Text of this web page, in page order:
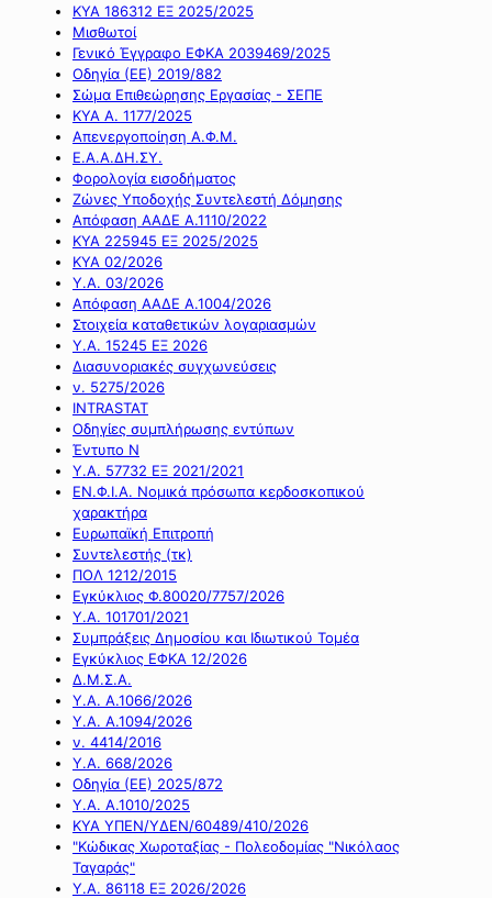
ΚΥΑ 186312 ΕΞ 2025/2025
Μισθωτοί
Γενικό Έγγραφο ΕΦΚΑ 2039469/2025
Οδηγία (ΕΕ) 2019/882
Σώμα Επιθεώρησης Εργασίας - ΣΕΠΕ
ΚΥΑ Α. 1177/2025
Απενεργοποίηση Α.Φ.Μ.
Ε.Α.Α.ΔΗ.ΣΥ.
Φορολογία εισοδήματος
Ζώνες Υποδοχής Συντελεστή Δόμησης
Απόφαση ΑΑΔΕ Α.1110/2022
ΚΥΑ 225945 ΕΞ 2025/2025
ΚΥΑ 02/2026
Υ.Α. 03/2026
Απόφαση ΑΑΔΕ Α.1004/2026
Στοιχεία καταθετικών λογαριασμών
Υ.Α. 15245 ΕΞ 2026
Διασυνοριακές συγχωνεύσεις
ν. 5275/2026
INTRASTAT
Οδηγίες συμπλήρωσης εντύπων
Έντυπο Ν
Υ.Α. 57732 ΕΞ 2021/2021
ΕΝ.Φ.Ι.Α. Νομικά πρόσωπα κερδοσκοπικού
χαρακτήρα
Ευρωπαϊκή Επιτροπή
Συντελεστής (τκ)
ΠΟΛ 1212/2015
Εγκύκλιος Φ.80020/7757/2026
Υ.Α. 101701/2021
Συμπράξεις Δημοσίου και Ιδιωτικού Τομέα
Εγκύκλιος ΕΦΚΑ 12/2026
Δ.Μ.Σ.Α.
Υ.Α. Α.1066/2026
Υ.Α. Α.1094/2026
ν. 4414/2016
Y.A. 668/2026
Οδηγία (ΕΕ) 2025/872
Υ.Α. Α.1010/2025
ΚΥΑ ΥΠΕΝ/ΥΔΕΝ/60489/410/2026
"Κώδικας Χωροταξίας - Πολεοδομίας "Νικόλαος
Ταγαράς"
Υ.Α. 86118 ΕΞ 2026/2026